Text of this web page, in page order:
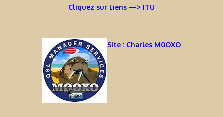
Cliquez sur Liens —> ITU
Site : Charles M0OXO